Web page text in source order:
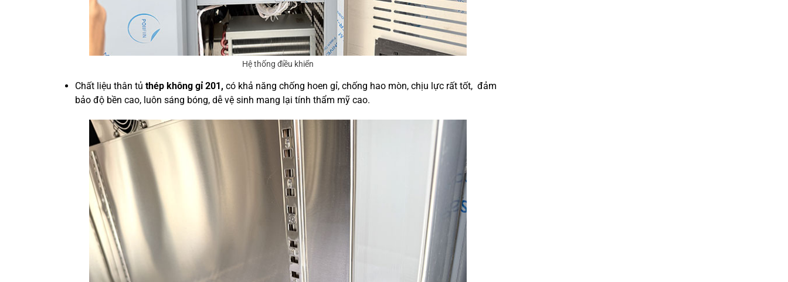
Hệ thống điều khiển
Chất liệu thân tủ thép không gỉ 201, có khả năng chống hoen gỉ, chống hao mòn, chịu lực rất tốt, đảm
bảo độ bền cao, luôn sáng bóng, dễ vệ sinh mang lại tính thẩm mỹ cao.